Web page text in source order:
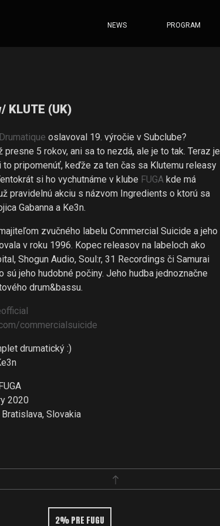
NEWS PROGRAM
KLUTE (UK)
Drumatique oslavoval 19. výročie v Subclube?
presne 5 rokov, ani sa to nezdá, ale je to tak. Teraz je
to pripomenúť, keďže za ten čas sa Klutemu releasy
si ho vychutnáme v klube FUGA kde má
pravidelnú akciu s názvom Ingredients o ktorú sa
Gabanna a Ke3n.
zvučného labelu Commercial Suicide a jeho
v roku 1996. Kopec releasov na labeloch ako
Shogun Audio, Soul:r, 31 Recordings či Samurai
sú jeho hudobné počiny. Jeho hudba jednoznačne
drum&bassu.
commercialsuicide
drumatický :)
2020
Bratislava, Slovakia
2% PRE FUGU